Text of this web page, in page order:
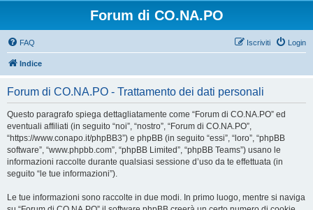
Forum di CO.NA.PO
FAQ Login
Iscriviti
Indice
Forum di CO.NA.PO - Trattamento dei dati personali
Questo paragrafo spiega dettagliatamente come “Forum di CO.NA.PO” ed
eventuali affiliati (in seguito “noi”, “nostro”, “Forum di CO.NA.PO”,
“https://www.conapo.it/phpBB3”) e phpBB (in seguito “essi”, “loro”, “phpBB
software”, “www.phpbb.com”, “phpBB Limited”, “phpBB Teams”) usano le
informazioni raccolte durante qualsiasi sessione d’uso da te effettuata (in
seguito “le tue informazioni”).
Le tue informazioni sono raccolte in due modi. In primo luogo, mentre si naviga